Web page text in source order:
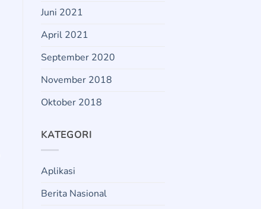
Juni 2021
April 2021
September 2020
November 2018
Oktober 2018
KATEGORI
Aplikasi
Berita Nasional